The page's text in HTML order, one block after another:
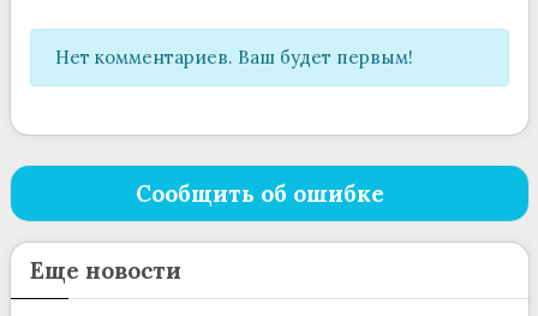
Нет комментариев. Ваш будет первым!
Сообщить об ошибке
Еще новости